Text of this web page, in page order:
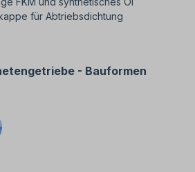
für Abtriebsdichtung
- Bauformen